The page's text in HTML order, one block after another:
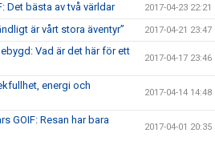
Det bästa av två världar 2017-04-23 22:21
är vårt stora äventyr” 2017-04-21 23:47
Vad är det här för ett
2017-04-17 23:46
energi och
2017-04-14 14:48
GOIF: Resan har bara
2017-04-01 20:35